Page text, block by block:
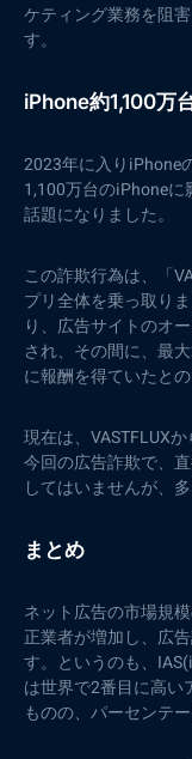
ケティング業務を阻
す。
iPhone約1,100万
2023年に入りiPhone
1,100万台のiPhone
話題になりました。
この詐欺行為は、「
プリ全体を乗っ取り
り、広告サイトのオ
され、その間に、最
に報酬を得ていたとの
現在は、VASTFLUX
今回の広告詐欺で、
してはいませんが、
まとめ
ネット広告の市場規
正業者が増加し、広
す。というのも、
は世界で2番目に高い
ものの、パーセンテ